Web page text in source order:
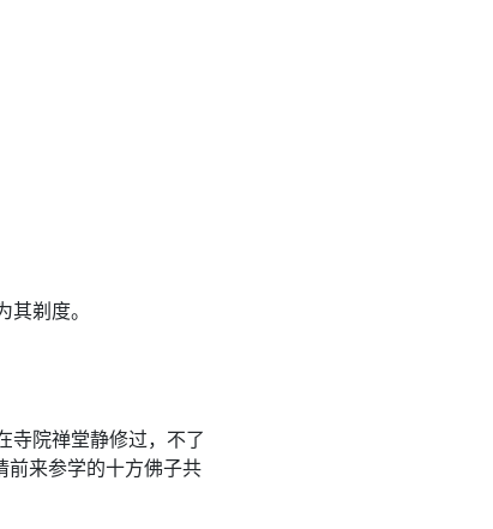
剃度。
寺院禅堂静修过，不了
前来参学的十方佛子共